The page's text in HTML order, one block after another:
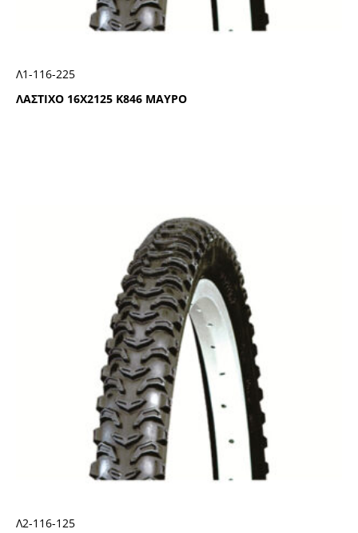
ΛΑΣΤΙΧΟ 16Χ2125 Κ846 ΜΑΥΡΟ
Λ1-116-225
Λ2-116-125